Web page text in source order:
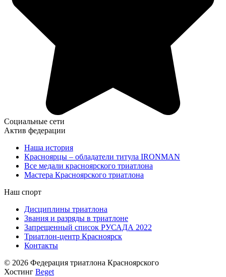
Социальные сети
Актив федерации
Наша история
Красноярцы – обладатели титула IRONMAN
Все медали красноярского триатлона
Мастера Красноярского триатлона
Наш спорт
Дисциплины триатлона
Звания и разряды в триатлоне
Запрещенный список РУСАДА 2022
Триатлон-центр Красноярск
Контакты
© 2026 Федерация триатлона Красноярского
Хостинг Beget